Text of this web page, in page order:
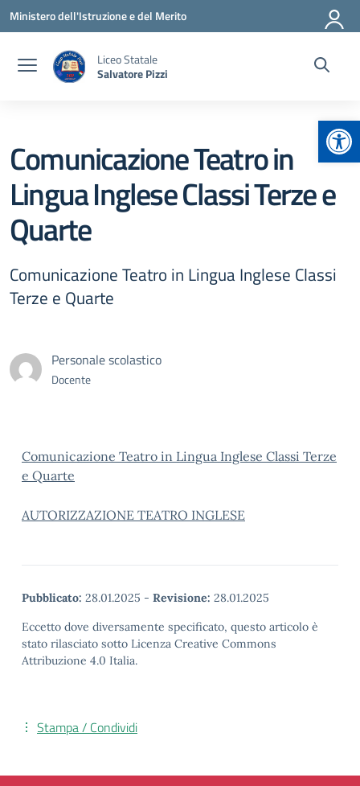
Vai ai contenuti
Vai al menu di navigazione
Vai al footer
Ministero dell'Istruzione e del Merito
Liceo Statale
Salvatore Pizzi
Comunicazione Teatro in
Lingua Inglese Classi Terze e
Quarte
Comunicazione Teatro in Lingua Inglese Classi
Terze e Quarte
Personale scolastico
Docente
Comunicazione Teatro in Lingua Inglese Classi Terze
e Quarte
AUTORIZZAZIONE TEATRO INGLESE
Pubblicato: 28.01.2025 - Revisione: 28.01.2025
Eccetto dove diversamente specificato, questo articolo è
stato rilasciato sotto Licenza Creative Commons
Attribuzione 4.0 Italia.
Stampa / Condividi